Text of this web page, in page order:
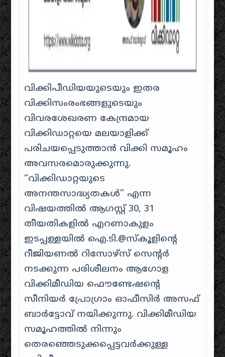
വിക്കിപീഡിയയുടെയും ഇതര
വിക്കിസംരംഭങ്ങളുടെയും
വിവരശേഖരണ കേന്ദ്രമായ
വിക്കിഡാറ്റയെ മലയാളിക്ക്
പരിചയപ്പെടുത്താന്‍ വിക്കി സമൂഹം
അവസരമൊരുക്കുന്നു.
“വിക്കിഡാറ്റയുടെ
അനന്തസാദ്ധ്യതകള്‍” എന്ന
വിഷയത്തില്‍ ആഗസ്റ്റ് 30, 31
തീയതികളില്‍ എറണാകുളം
ഇടപ്പള്ളയിൽ ഐ.ടി.@സ്കൂളിന്റെ
റീജിയണല്‍ റിസോഴ്സ് സെന്റര്‍
നടക്കുന്ന പരിശീലനം ആഗോള
വിക്കിമീഡിയ ഫൌണ്ടേഷന്‍റെ
സീനിയര്‍ പ്രോഗ്രാം ഓഫീസിര്‍ അസഫ്
ബാര്‍ട്ടോവ് നയിക്കുന്നു. വിക്കിമീഡിയ
സമൂഹത്തില്‍ നിന്നും
തെരഞ്ഞെടുക്കപ്പെട്ടവര്‍ക്കുള്ള